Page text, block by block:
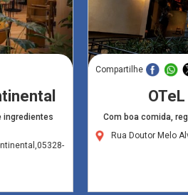
ingredientes
Compartilhe
Com boa comida,
Rua Doutor Melo